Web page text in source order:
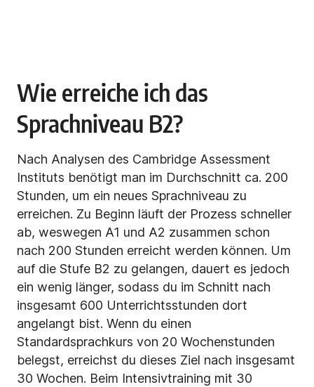
Wie erreiche ich das
Sprachniveau B2?
Nach Analysen des Cambridge Assessment
Instituts benötigt man im Durchschnitt ca. 200
Stunden, um ein neues Sprachniveau zu
erreichen. Zu Beginn läuft der Prozess schneller
ab, weswegen A1 und A2 zusammen schon
nach 200 Stunden erreicht werden können. Um
auf die Stufe B2 zu gelangen, dauert es jedoch
ein wenig länger, sodass du im Schnitt nach
insgesamt 600 Unterrichtsstunden dort
angelangt bist. Wenn du einen
Standardsprachkurs von 20 Wochenstunden
belegst, erreichst du dieses Ziel nach insgesamt
30 Wochen. Beim Intensivtraining mit 30